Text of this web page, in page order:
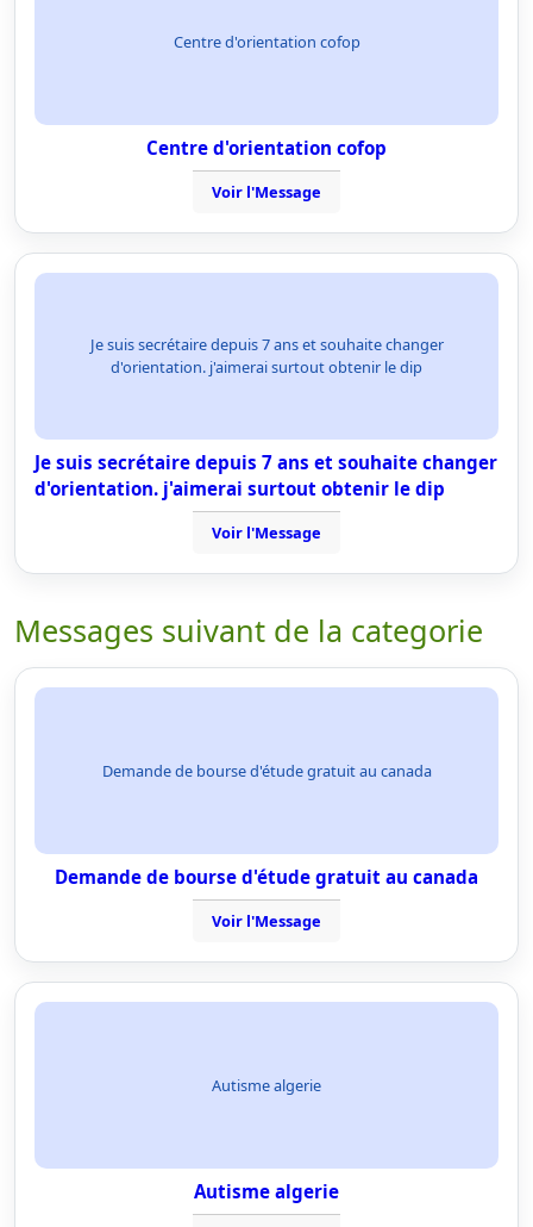
Centre d'orientation cofop
Centre d'orientation cofop
Voir l'Message
Je suis secrétaire depuis 7 ans et souhaite changer
d'orientation. j'aimerai surtout obtenir le dip
Je suis secrétaire depuis 7 ans et souhaite changer
d'orientation. j'aimerai surtout obtenir le dip
Voir l'Message
Messages suivant de la categorie
Demande de bourse d'étude gratuit au canada
Demande de bourse d'étude gratuit au canada
Voir l'Message
Autisme algerie
Autisme algerie